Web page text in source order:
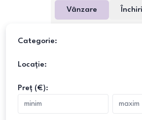
Vânzare
Categorie:
Locație:
Preț (€):